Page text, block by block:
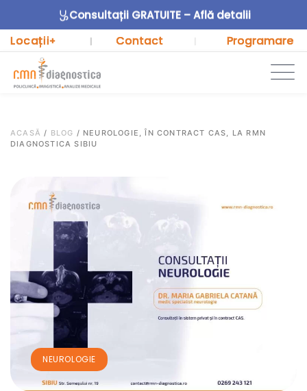
Consultații GRATUITE – Află detalii
Locații+ | Contact Programare
ACASĂ / BLOG / NEUROLOGIE, ÎN CONTRACT CAS, LA RMN
DIAGNOSTICA SIBIU
NEUROLOGIE